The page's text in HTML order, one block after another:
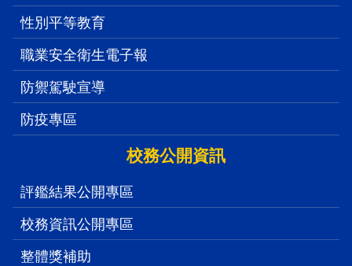
性別平等教育
職業安全衛生電子報
防禦駕駛宣導
防疫專區
校務公開資訊
評鑑結果公開專區
校務資訊公開專區
整體獎補助